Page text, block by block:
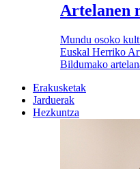
Artelanen
Mundu osoko
Euskal Herriko
Bildumako
Erakusketak
Jarduerak
Hezkuntza